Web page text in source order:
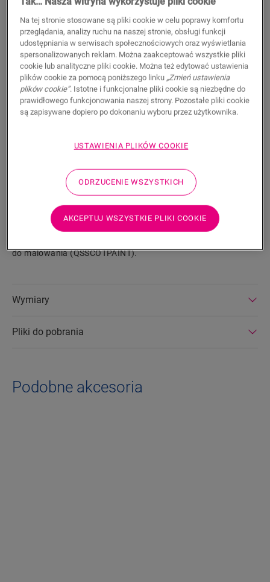
11,50PLN/m
Sugerowana cena brutto
WYSZUKAJ
Właściwości produktu
dopasowana do koloru podłogi. Listwa przypodłogowa może
być również przydatna jako wykończenie w połączeniu z
istniejącymi listwami. Łatwy montaż za pomocą kleju One4All.
Aby uzyskać wodoszczelne wykończenie, można połączyć ją z
paskami piankowymi Foamstrip, Hydrokit i Hydrostrip. Listwa
do malowania (QSSCOTPAINT).
Wymiary
Pliki do pobrania
Podobne akcesoria
Na tej stronie stosowane są pliki cookie w celu poprawy komfortu
przeglądania, analizy ruchu na naszej stronie, obsługi funkcji
udostępniania w serwisach społecznościowych oraz wyświetlania
spersonalizowanych reklam. Można zaakceptować wszystkie pliki
cookie lub analityczne pliki cookie. Można też edytować ustawienia
plików cookie za pomocą poniższego linku „Zmień ustawienia
plików cookie”. Istotne i funkcjonalne pliki cookie są niezbędne do
prawidłowego funkcjonowania naszej strony. Pozostałe pliki cookie
są zapisywane dopiero po dokonaniu wyboru przez użytkownika.
USTAWIENIA PLIKÓW COOKIE
ODRZUCENIE WSZYSTKICH
AKCEPTUJ WSZYSTKIE PLIKI COOKIE